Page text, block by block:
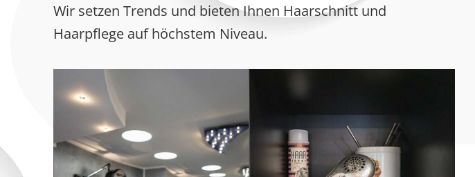
Wir setzen Trends und bieten Ihnen Haarschnitt und
Haarpflege auf höchstem Niveau.